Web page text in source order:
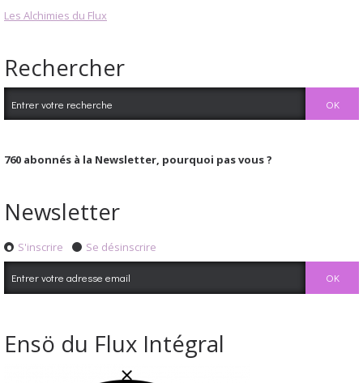
Les Alchimies du Flux
Rechercher
760 abonnés à la Newsletter, pourquoi pas vous ?
Newsletter
S'inscrire Se désinscrire
Ensö du Flux Intégral